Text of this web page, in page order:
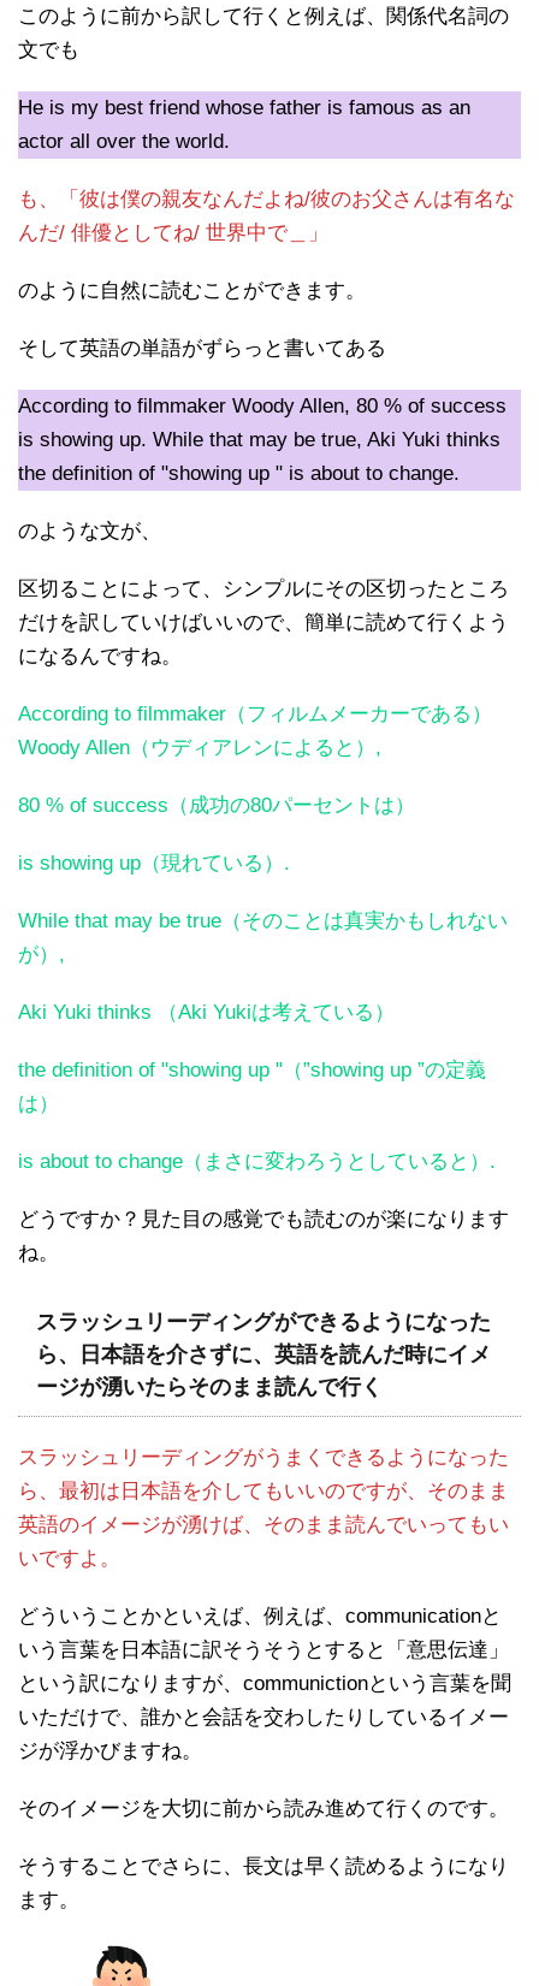
このように前から訳して行くと例えば、関係代名詞の
文でも
He is my best friend whose father is famous as an
actor all over the world.
も、「彼は僕の親友なんだよね/彼のお父さんは有名な
んだ/ 俳優としてね/ 世界中で＿」
のように自然に読むことができます。
そして英語の単語がずらっと書いてある
According to filmmaker Woody Allen, 80 % of success
is showing up. While that may be true, Aki Yuki thinks
the definition of "showing up " is about to change.
のような文が、
区切ることによって、シンプルにその区切ったところ
だけを訳していけばいいので、簡単に読めて行くよう
になるんですね。
According to filmmaker（フィルムメーカーである）
Woody Allen（ウディアレンによると）,
80 % of success（成功の80パーセントは）
is showing up（現れている）.
While that may be true（そのことは真実かもしれない
が）,
Aki Yuki thinks （Aki Yukiは考えている）
the definition of "showing up "（”showing up ”の定義
は）
is about to change（まさに変わろうとしていると）.
どうですか？見た目の感覚でも読むのが楽になります
ね。
スラッシュリーディングができるようになった
ら、日本語を介さずに、英語を読んだ時にイメ
ージが湧いたらそのまま読んで行く
スラッシュリーディングがうまくできるようになった
ら、最初は日本語を介してもいいのですが、そのまま
英語のイメージが湧けば、そのまま読んでいってもい
いですよ。
どういうことかといえば、例えば、communicationと
いう言葉を日本語に訳そうそうとすると「意思伝達」
という訳になりますが、communictionという言葉を聞
いただけで、誰かと会話を交わしたりしているイメー
ジが浮かびますね。
そのイメージを大切に前から読み進めて行くのです。
そうすることでさらに、長文は早く読めるようになり
ます。